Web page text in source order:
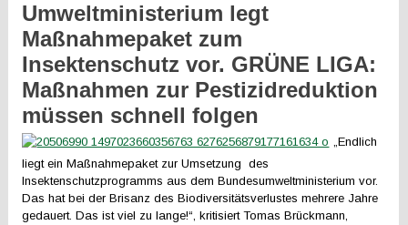
Umweltministerium legt
Maßnahmepaket zum
Insektenschutz vor. GRÜNE LIGA:
Maßnahmen zur Pestizidreduktion
müssen schnell folgen
„Endlich
liegt ein Maßnahmepaket zur Umsetzung des
Insektenschutzprogramms aus dem Bundesumweltministerium vor.
Das hat bei der Brisanz des Biodiversitätsverlustes mehrere Jahre
gedauert. Das ist viel zu lange!“, kritisiert Tomas Brückmann,